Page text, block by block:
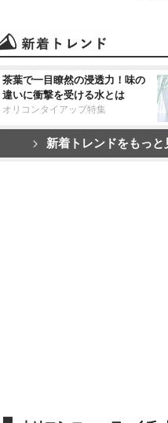
茶葉で一目瞭然の浸透力！味の
違いに衝撃を受ける水とは
オリコンタイアップ特集
新着トレンドをもっと